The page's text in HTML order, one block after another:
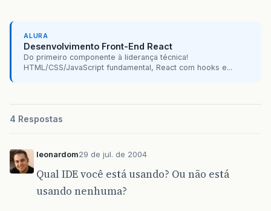
ALURA
Desenvolvimento Front-End React
Do primeiro componente à liderança técnica!
HTML/CSS/JavaScript fundamental, React com hooks e...
4 Respostas
leonardom29 de jul. de 2004
Qual IDE você está usando? Ou não está
usando nenhuma?